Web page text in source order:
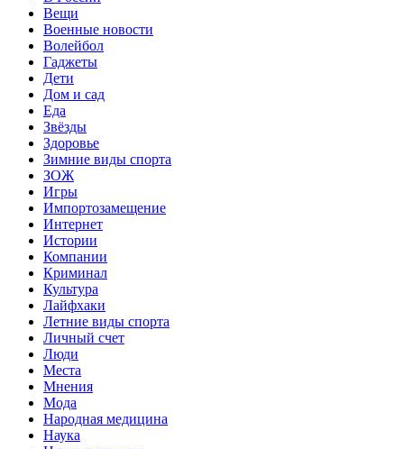
Вещи
Военные новости
Волейбол
Гаджеты
Дети
Дом и сад
Еда
Звёзды
Здоровье
Зимние виды спорта
ЗОЖ
Игры
Импортозамещение
Интернет
Истории
Компании
Криминал
Культура
Лайфхаки
Летние виды спорта
Личный счет
Люди
Места
Мнения
Мода
Народная медицина
Наука